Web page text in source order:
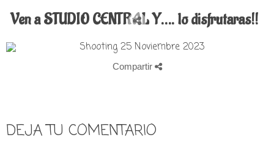
Ven a STUDIO CENTRAL Y…. lo disfrutaras!!
Compartir
DEJA TU COMENTARIO